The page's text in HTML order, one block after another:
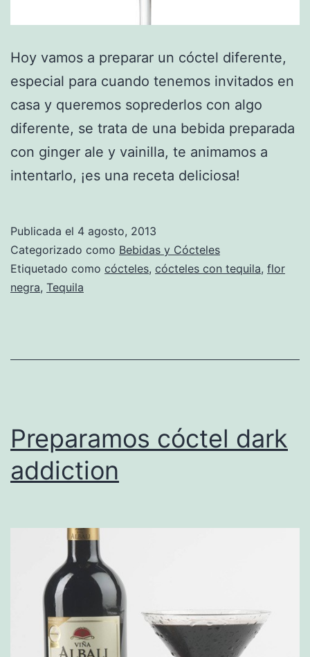
Hoy vamos a preparar un cóctel diferente,
especial para cuando tenemos invitados en
casa y queremos soprederlos con algo
diferente, se trata de una bebida preparada
con ginger ale y vainilla, te animamos a
intentarlo, ¡es una receta deliciosa!
Publicada el 4 agosto, 2013
Categorizado como Bebidas y Cócteles
Etiquetado como cócteles, cócteles con tequila, flor
negra, Tequila
Preparamos cóctel dark
addiction